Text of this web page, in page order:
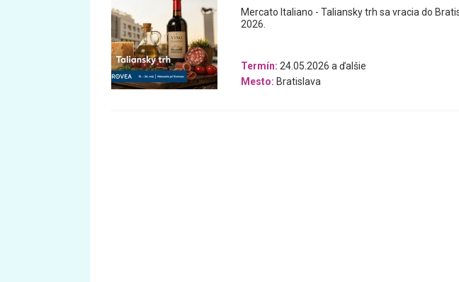
Mercato Italiano - Taliansky trh sa vracia do
2026.
Termín: 24.05.2026 a ďalšie
Mesto: Bratislava